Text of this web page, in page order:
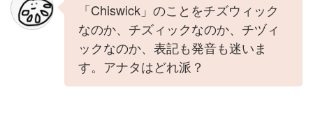
「Chiswick」のことをチズウィック
なのか、チズィックなのか、チヅィ
ックなのか、表記も発音も迷いま
す。アナタはどれ派？